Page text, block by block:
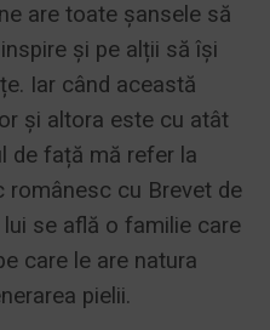
are toate șansele să
și pe alții să își
Iar când această
și altora este cu atât
de față mă refer la
românesc cu Brevet de
se află o familie care
care le are natura
pielii.